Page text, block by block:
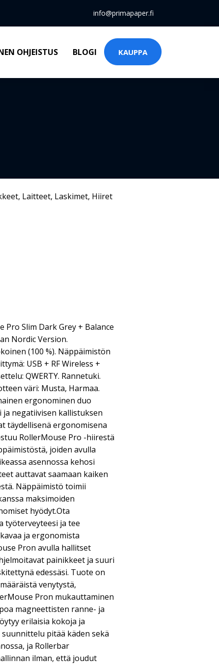
info@primapaper.fi
OHJEISTUS BLOGI KAUPPA
, Laitteet, Laskimet, Hiiret
Slim Dark Grey + Balance
Nordic Version.
(100 %). Näppäimistön
USB + RF Wireless +
QWERTY. Rannetuki.
väri: Musta, Harmaa.
ergonominen duo
negatiivisen kallistuksen
täydellisenä ergonomisena
RollerMouse Pro -hiirestä
joiden avulla
asennossa kehosi
auttavat saamaan kaiken
Näppäimistö toimii
maksimoiden
hyödyt.Ota
työterveyteesi ja tee
ja ergonomista
Pron avulla hallitset
painikkeet ja suuri
edessäsi. Tuote on
venytystä,
Pron mukauttaminen
magneettisten ranne- ja
erilaisia kokoja ja
pitää käden sekä
ja Rollerbar
ilman, että joudut